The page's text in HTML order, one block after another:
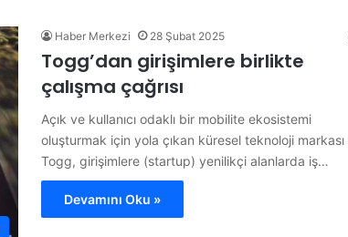
Haber Merkezi 28 Şubat 2025
Togg’dan girişimlere birlikte
çalışma çağrısı
Açık ve kullanıcı odaklı bir mobilite ekosistemi
oluşturmak için yola çıkan küresel teknoloji markası
Togg, girişimlere (startup) yenilikçi alanlarda iş…
Devamını Oku »